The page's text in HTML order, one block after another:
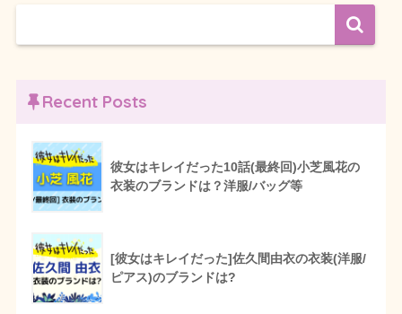
Recent Posts
彼女はキレイだった10話(最終回)小芝風花の
衣装のブランドは？洋服/バッグ等
[彼女はキレイだった]佐久間由衣の衣装(洋服/
ピアス)のブランドは?